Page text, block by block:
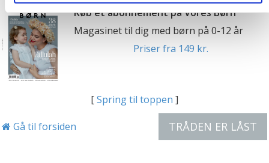
Du skal være opmærksom på, at vores hjemmeside
muligvis ikke fungerer optimalt, hvis du ikke accepterer
cookies eller tilbagetrækker et samtykke. Du kan læse
mere om vores brug af cookies og behandling af dine
personoplysninger i forbindelse hermed i både
voresprivatlivspolitik
Køb et abonnement på Vores Børn
Magasinet til dig med børn på 0-12 år
Priser fra 149 kr.
[Spring til toppen ]
Gå til forsiden TRÅDEN ER LÅST